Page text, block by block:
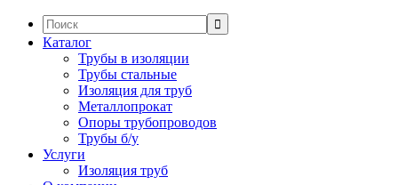
Поиск:
Каталог
Трубы в изоляции
Трубы стальные
Изоляция для труб
Металлопрокат
Опоры трубопроводов
Трубы б/у
Услуги
Изоляция труб